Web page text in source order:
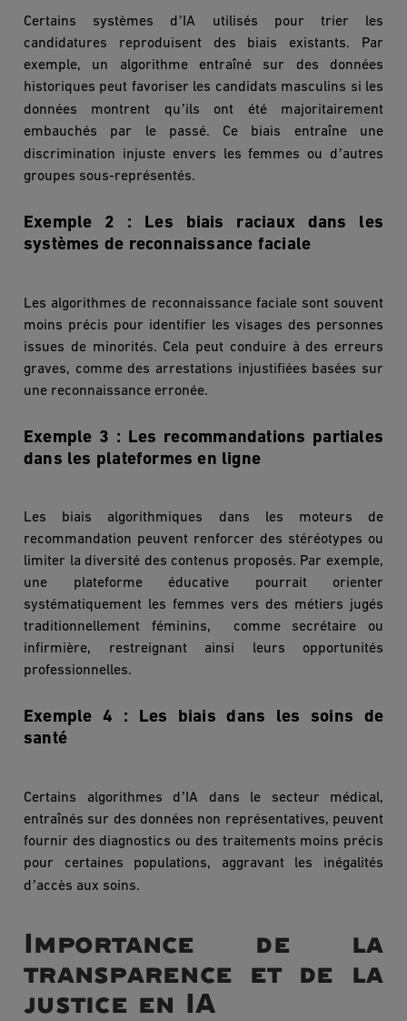
Certains systèmes d’IA utilisés pour trier les
candidatures reproduisent des biais existants. Par
exemple, un algorithme entraîné sur des données
historiques peut favoriser les candidats masculins si les
données montrent qu’ils ont été majoritairement
embauchés par le passé. Ce biais entraîne une
discrimination injuste envers les femmes ou d’autres
groupes sous-représentés.
Exemple 2 : Les biais raciaux dans les
systèmes de reconnaissance faciale
Les algorithmes de reconnaissance faciale sont souvent
moins précis pour identifier les visages des personnes
issues de minorités. Cela peut conduire à des erreurs
graves, comme des arrestations injustifiées basées sur
une reconnaissance erronée.
Exemple 3 : Les recommandations partiales
dans les plateformes en ligne
Les biais algorithmiques dans les moteurs de
recommandation peuvent renforcer des stéréotypes ou
limiter la diversité des contenus proposés. Par exemple,
une plateforme éducative pourrait orienter
systématiquement les femmes vers des métiers jugés
traditionnellement féminins,
comme secrétaire ou
infirmière, restreignant ainsi leurs opportunités
professionnelles.
Exemple 4 : Les biais dans les soins de
santé
Certains algorithmes d’IA dans le secteur médical,
entraînés sur des données non représentatives, peuvent
fournir des diagnostics ou des traitements moins précis
pour certaines populations, aggravant les inégalités
d’accès aux soins.
Importance de la
transparence et de la
justice en IA